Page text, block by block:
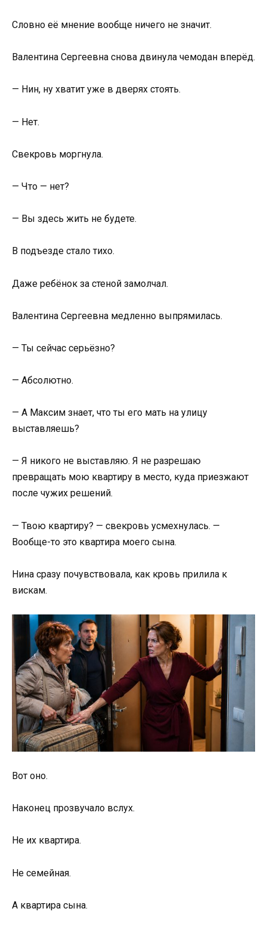
Словно её мнение вообще ничего не значит.
Валентина Сергеевна снова двинула чемодан вперёд.
— Нин, ну хватит уже в дверях стоять.
— Нет.
Свекровь моргнула.
— Что — нет?
— Вы здесь жить не будете.
В подъезде стало тихо.
Даже ребёнок за стеной замолчал.
Валентина Сергеевна медленно выпрямилась.
— Ты сейчас серьёзно?
— Абсолютно.
— А Максим знает, что ты его мать на улицу
выставляешь?
— Я никого не выставляю. Я не разрешаю
превращать мою квартиру в место, куда приезжают
после чужих решений.
— Твою квартиру? — свекровь усмехнулась. —
Вообще-то это квартира моего сына.
Нина сразу почувствовала, как кровь прилила к
вискам.
Вот оно.
Наконец прозвучало вслух.
Не их квартира.
Не семейная.
А квартира сына.